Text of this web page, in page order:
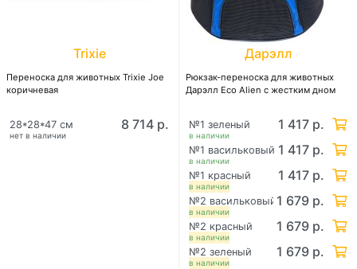
Trixie
Переноска для животных Trixie Joe
коричневая
нет в наличии
28*28*47 см 8 714 р.
Дарэлл
Рюкзак-переноска для животных
Дарэлл Eco Alien с жестким дном
в наличии
№1 зеленый 1 417 р.
в наличии
№1 васильковый 1 417 р.
в наличии
№1 красный 1 417 р.
в наличии
№2 васильковый 1 679 р.
в наличии
№2 красный 1 679 р.
в наличии
№2 зеленый 1 679 р.